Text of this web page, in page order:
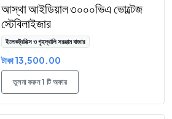
আস্থা আইডিয়াল ৩০০০ভিএ ভোল্টেজ
স্টেবিলাইজার
ইলেকট্রনিক্স ও গৃহস্থালি সরঞ্জাম বাজার
টাকা 13,500.00
তুলনা করুন 1 টি অফার